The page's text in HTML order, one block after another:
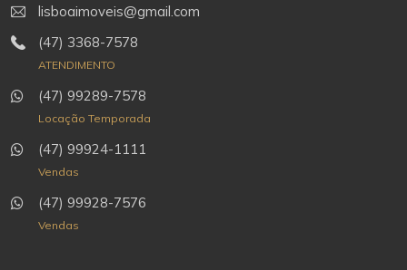
lisboaimoveis@gmail.com
(47) 3368-7578
ATENDIMENTO
(47) 99289-7578
Locação Temporada
(47) 99924-1111
Vendas
(47) 99928-7576
Vendas